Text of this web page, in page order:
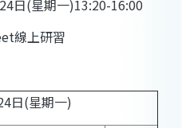
日(星期一)13:20-16:00
線上研習
日(星期一)